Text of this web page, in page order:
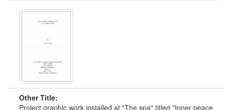
Other Title:
Project graphic work installed at "The spa" titled "Inner peace